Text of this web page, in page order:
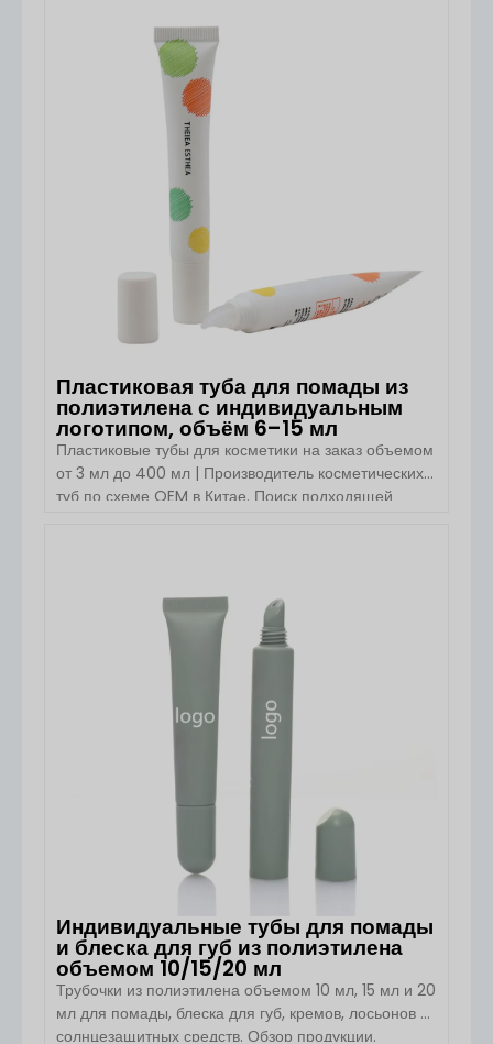
предназначен для современных брендов
парфюмерии, спреев для тела и средств личной
гигиены. Она доступна в объёмах 50 мл, 80 мл, 100
мл и 120 мл и отличается плавными формами с
закруглёнными плечами, матовой поверхностью и
помпой для распыления мелкого тумана. […]
ПОСМОТРЕТЬ ДЕТАЛИ
Пластиковая туба для помады из
полиэтилена с индивидуальным
логотипом, объём 6–15 мл
Пластиковые тубы для косметики на заказ объемом
от 3 мл до 400 мл | Производитель косметических
туб по схеме OEM в Китае. Поиск подходящей
Boyu Packaging предлагает пластиковые
косметические тубы на заказ объемом от 3 мл до
400 мл, реализуя проекты по схемам OEM и ODM
для средств по уходу за кожей, […]
Индивидуальные тубы для помады
и блеска для губ из полиэтилена
объемом 10/15/20 мл
Трубочки из полиэтилена объемом 10 мл, 15 мл и 20
мл для помады, блеска для губ, кремов, лосьонов и
солнцезащитных средств. Обзор продукции.